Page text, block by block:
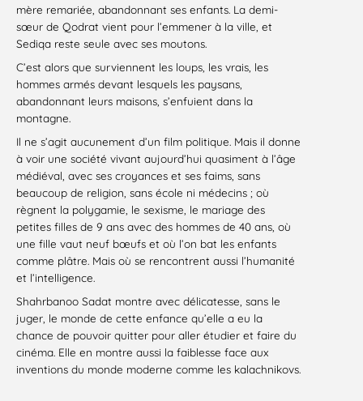
mère remariée, abandonnant ses enfants. La demi-
sœur de Qodrat vient pour l’emmener à la ville, et
Sediqa reste seule avec ses moutons.
C’est alors que surviennent les loups, les vrais, les
hommes armés devant lesquels les paysans,
abandonnant leurs maisons, s’enfuient dans la
montagne.
Il ne s’agit aucunement d’un film politique. Mais il donne
à voir une société vivant aujourd’hui quasiment à l’âge
médiéval, avec ses croyances et ses faims, sans
beaucoup de religion, sans école ni médecins ; où
règnent la polygamie, le sexisme, le mariage des
petites filles de 9 ans avec des hommes de 40 ans, où
une fille vaut neuf bœufs et où l’on bat les enfants
comme plâtre. Mais où se rencontrent aussi l’humanité
et l’intelligence.
Shahrbanoo Sadat montre avec délicatesse, sans le
juger, le monde de cette enfance qu’elle a eu la
chance de pouvoir quitter pour aller étudier et faire du
cinéma. Elle en montre aussi la faiblesse face aux
inventions du monde moderne comme les kalachnikovs.